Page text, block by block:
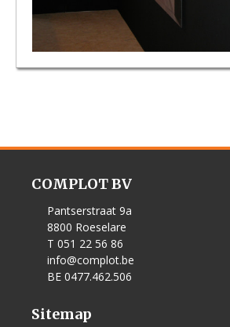
COMPLOT BV
Pantserstraat 9a
8800 Roeselare
T 051 22 56 86
info@complot.be
BE 0477.462.506
Sitemap